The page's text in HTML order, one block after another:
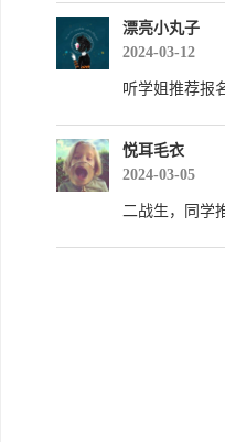
漂亮小丸子
2024-03-12
听学姐推荐报
悦耳毛衣
2024-03-05
二战生，同学